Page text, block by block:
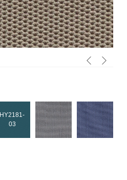
HY2181-
03